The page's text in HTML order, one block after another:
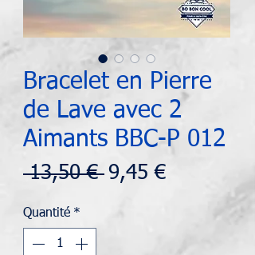
Bracelet en Pierre
de Lave avec 2
Aimants BBC-P 012
13,50 € Prix
9,45 €Prix
Quantité *